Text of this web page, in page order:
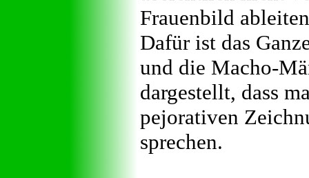
Frauenbild
Dafür ist das
und die Macho-
dargestellt, dass
pejorativen
sprechen.